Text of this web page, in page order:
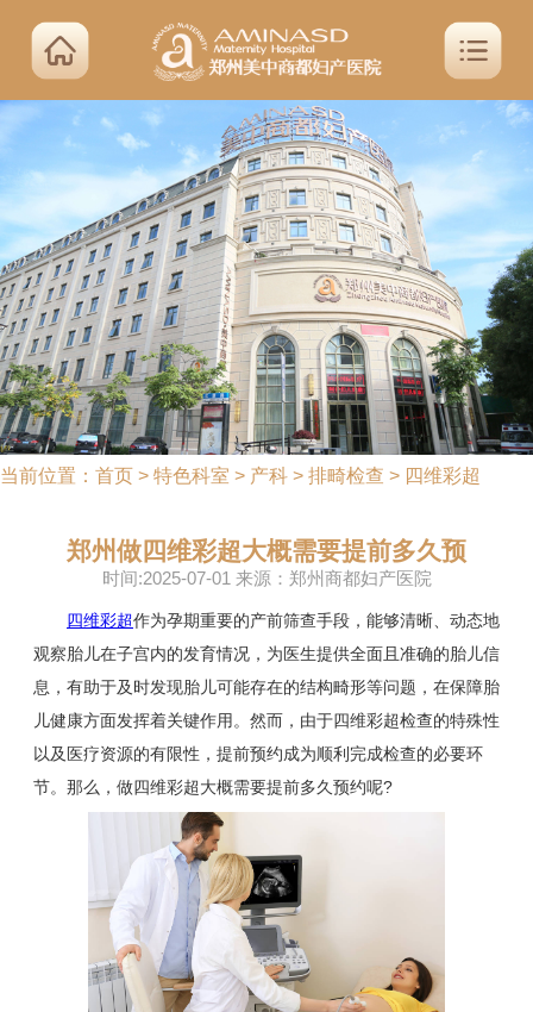
当前位置： 首页 > 特色科室 > 产科 > 排畸检查 > 四维彩超
郑州做四维彩超大概需要提前多久预
时间:2025-07-01 来源：郑州商都妇产医院
四维彩超作为孕期重要的产前筛查手段，能够清晰、动态地
观察胎儿在子宫内的发育情况，为医生提供全面且准确的胎儿信
息，有助于及时发现胎儿可能存在的结构畸形等问题，在保障胎
儿健康方面发挥着关键作用。然而，由于四维彩超检查的特殊性
以及医疗资源的有限性，提前预约成为顺利完成检查的必要环
节。那么，做四维彩超大概需要提前多久预约呢?